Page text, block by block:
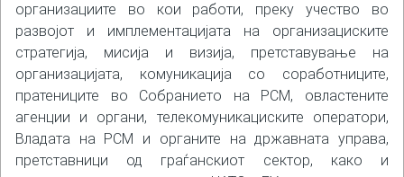
организациите во кои работи, преку учество во
развојот и имплементацијата на организациските
стратегија, мисија и визија, претставување на
организацијата, комуникација со соработниците,
пратениците во Собранието на РСМ, овластените
агенции и органи, телекомуникациските оператори,
Владата на РСМ и органите на државната управа,
претставници од граѓанскиот сектор, како и